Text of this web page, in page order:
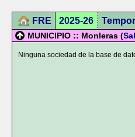
FRE 2025-26
MUNICIPIO :: Monleras (
Ninguna sociedad de la base de